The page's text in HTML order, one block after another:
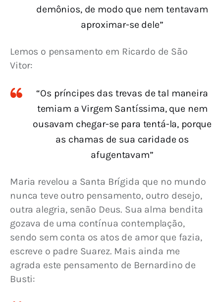
demônios, de modo que nem tentavam
aproximar-se dele”
Lemos o pensamento em Ricardo de São
Vitor:
“Os príncipes das trevas de tal maneira
temiam a Virgem Santíssima, que nem
ousavam chegar-se para tentá-la, porque
as chamas de sua caridade os
afugentavam”
Maria revelou a Santa Brígida que no mundo
nunca teve outro pensamento, outro desejo,
outra alegria, senão Deus. Sua alma bendita
gozava de uma contínua contemplação,
sendo sem conta os atos de amor que fazia,
escreve o padre Suarez. Mais ainda me
agrada este pensamento de Bernardino de
Busti: